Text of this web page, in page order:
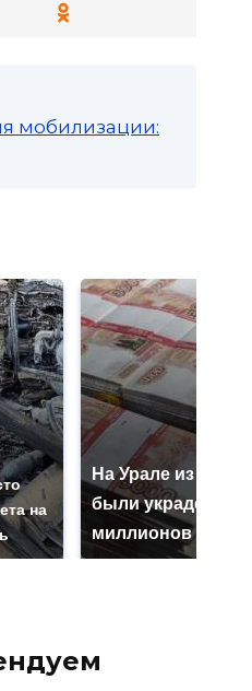
мобилизации:
на
На Урале из казны
были украдены 18
миллионов рублей